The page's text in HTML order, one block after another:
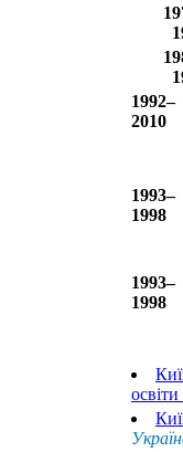
1992–
2010
1993–
1998
1993–
1998